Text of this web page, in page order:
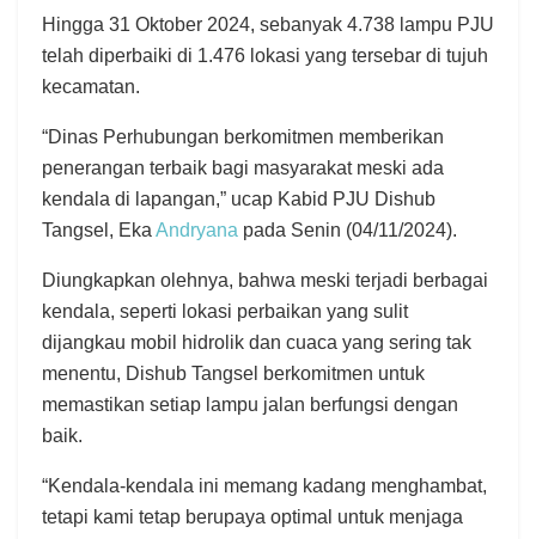
Hingga 31 Oktober 2024, sebanyak 4.738 lampu PJU
telah diperbaiki di 1.476 lokasi yang tersebar di tujuh
kecamatan.
“Dinas Perhubungan berkomitmen memberikan
penerangan terbaik bagi masyarakat meski ada
kendala di lapangan,” ucap Kabid PJU Dishub
Tangsel, Eka Andryana pada Senin (04/11/2024).
Diungkapkan olehnya, bahwa meski terjadi berbagai
kendala, seperti lokasi perbaikan yang sulit
dijangkau mobil hidrolik dan cuaca yang sering tak
menentu, Dishub Tangsel berkomitmen untuk
memastikan setiap lampu jalan berfungsi dengan
baik.
“Kendala-kendala ini memang kadang menghambat,
tetapi kami tetap berupaya optimal untuk menjaga